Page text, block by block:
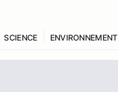
SCIENCE ENVIRONNEMENT